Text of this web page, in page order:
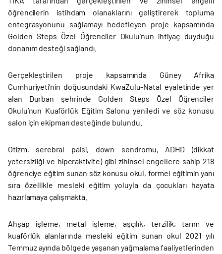
öğrencilerin istihdam olanaklarını geliştirerek topluma
entegrasyonunu sağlamayı hedefleyen proje kapsamında
Golden Steps Özel Öğrenciler Okulu’nun ihtiyaç duyduğu
donanım desteği sağlandı.
Gerçekleştirilen proje kapsamında Güney Afrika
Cumhuriyeti’nin doğusundaki KwaZulu-Natal eyaletinde yer
alan Durban şehrinde Golden Steps Özel Öğrenciler
Okulu’nun Kuaförlük Eğitim Salonu yeniledi ve söz konusu
salon için ekipman desteğinde bulundu.
Otizm, serebral palsi, down sendromu, ADHD (dikkat
yetersizliği ve hiperaktivite) gibi zihinsel engellere sahip 218
öğrenciye eğitim sunan söz konusu okul, formel eğitimin yanı
sıra özellikle mesleki eğitim yoluyla da çocukları hayata
hazırlamaya çalışmakta.
Ahşap işleme, metal işleme, aşçılık, terzilik, tarım ve
kuaförlük alanlarında mesleki eğitim sunan okul 2021 yılı
Temmuz ayında bölgede yaşanan yağmalama faaliyetlerinden